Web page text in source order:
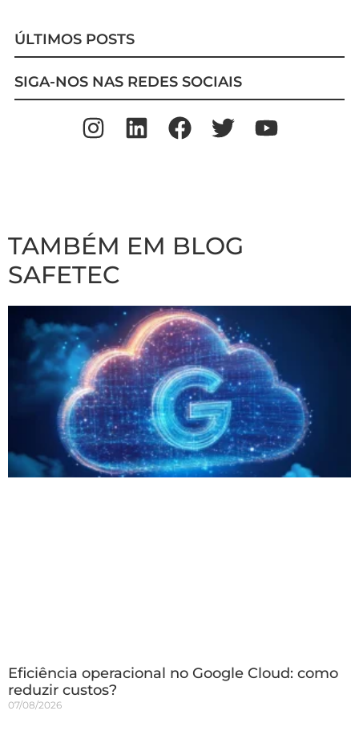
ÚLTIMOS POSTS
SIGA-NOS NAS REDES SOCIAIS
TAMBÉM EM BLOG
SAFETEC
Eficiência operacional no Google Cloud: como
reduzir custos?
07/08/2026